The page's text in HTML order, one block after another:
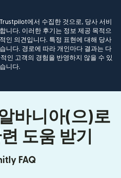
에서 수집한 것으로, 당사 서비
니다. 이러한 후기는 정보 제공 목적으
인 의견입니다. 특정 표현에 대해 당사
니다. 경로에 따라 개인마다 결과는 다
인 고객의 경험을 반영하지 않을 수 있
습니다.
바니아(으)로
도움 받기
FAQ